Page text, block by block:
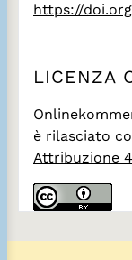
https://
LICENZA
è rilasciato
Attribuzione